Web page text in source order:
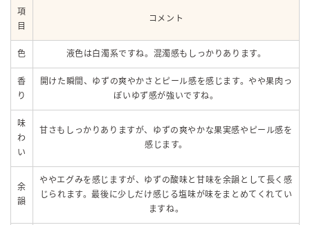
項
目
コメント
色 液色は白濁系ですね。混濁感もしっかりあります。
香
り
開けた瞬間、ゆずの爽やかさとピール感を感じます。やや果肉っ
ぽいゆず感が強いですね。
味
わ
い
甘さもしっかりありますが、ゆずの爽やかな果実感やピール感を
感じます。
余
韻
ややエグみを感じますが、ゆずの酸味と甘味を余韻として長く感
じられます。最後に少しだけ感じる塩味が味をまとめてくれてい
ますね。